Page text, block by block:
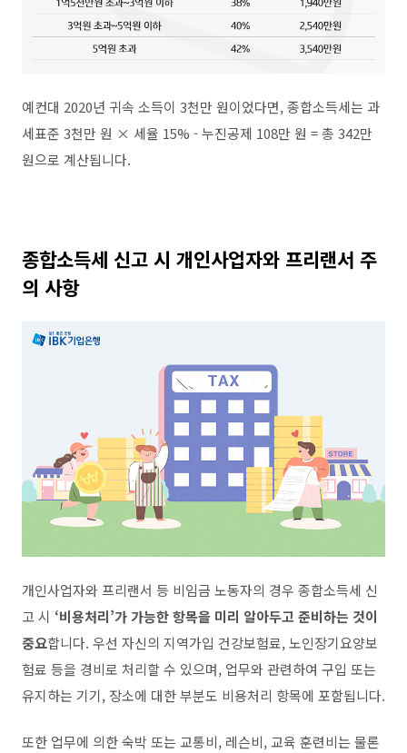
예컨대 2020년 귀속 소득이 3천만 원이었다면,종합소득세는 과
세표준 3천만 원 × 세율 15% -누진공제 108만 원 =총 342만
원으로 계산됩니다.
종합소득세 신고 시 개인사업자와 프리랜서 주
의 사항
개인사업자와 프리랜서 등 비임금 노동자의 경우 종합소득세 신
고 시 ‘비용처리’가 가능한 항목을 미리 알아두고 준비하는 것이
중요합니다. 우선 자신의 지역가입 건강보험료,노인장기요양보
험료 등을 경비로 처리할 수 있으며, 업무와 관련하여 구입 또는
유지하는 기기, 장소에 대한 부분도 비용처리 항목에 포함됩니다.
또한 업무에 의한 숙박 또는 교통비, 레슨비,교육 훈련비는 물론